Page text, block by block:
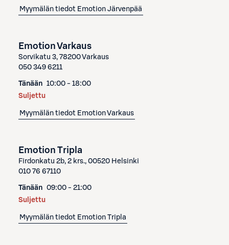
Myymälän tiedot Emotion Järvenpää
Emotion Varkaus
Sorvikatu 3, 78200 Varkaus
050 349 6211
Tänään 10:00 - 18:00
Suljettu
Myymälän tiedot Emotion Varkaus
Emotion Tripla
Firdonkatu 2b, 2 krs., 00520 Helsinki
010 76 67110
Tänään 09:00 - 21:00
Suljettu
Myymälän tiedot Emotion Tripla